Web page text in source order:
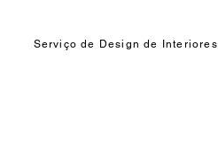
Serviço de Design de Interiores